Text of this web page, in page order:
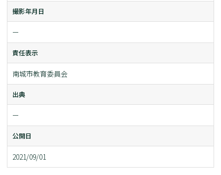
撮影年月日
ー
責任表示
南城市教育委員会
出典
ー
公開日
2021/09/01